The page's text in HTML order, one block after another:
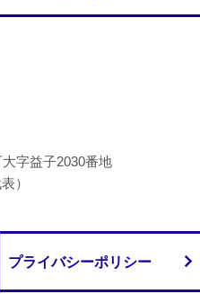
字益子2030番地
）
プライバシーポリシー